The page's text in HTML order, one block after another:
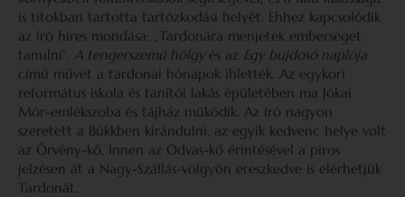
is titokban tartotta tartózkodási helyét. Ehhez kapcsolódik
az író híres mondása: „Tardonára menjetek emberséget
tanulni”. A tengerszemű hölgy és az Egy bujdosó naplója
című művet a tardonai hónapok ihlették. Az egykori
református iskola és tanítói lakás épületében ma Jókai
Mór-emlékszoba és tájház működik. Az író nagyon
szeretett a Bükkben kirándulni, az egyik kedvenc helye volt
az Örvény-kő. Innen az Odvas-kő érintésével a piros
jelzésen át a Nagy-Szállás-völgyön ereszkedve is elérhetjük
Tardonát.